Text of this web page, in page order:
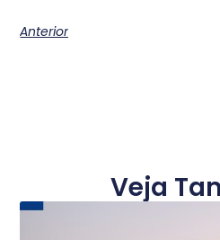
Anterior
Veja